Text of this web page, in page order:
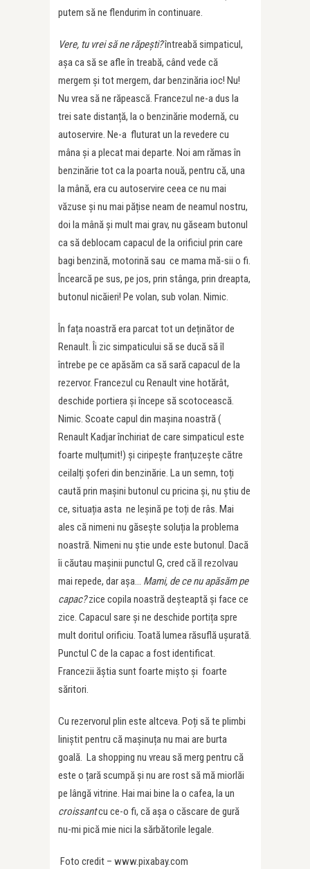
putem să ne flendurim în continuare.
Vere, tu vrei să ne răpești?întreabă simpaticul,
așa ca să se afle în treabă, când vede că
mergem și tot mergem, dar benzinăria ioc! Nu!
Nu vrea să ne răpească. Francezul ne-a dus la
trei sate distanță, la o benzinărie modernă, cu
autoservire. Ne-a fluturat un la revedere cu
mâna și a plecat mai departe. Noi am rămas în
benzinărie tot ca la poarta nouă, pentru că, una
la mână, era cu autoservire ceea ce nu mai
văzuse și nu mai pățise neam de neamul nostru,
doi la mână și mult mai grav, nu găseam butonul
ca să deblocam capacul de la orificiul prin care
bagi benzină, motorină sau ce mama mă-sii o fi.
Încearcă pe sus, pe jos, prin stânga, prin dreapta,
butonul nicăieri! Pe volan, sub volan. Nimic.
În fața noastră era parcat tot un deținător de
Renault. Îi zic simpaticului să se ducă să îl
întrebe pe ce apăsăm ca să sară capacul de la
rezervor. Francezul cu Renault vine hotărât,
deschide portiera și începe să scotocească.
Nimic. Scoate capul din mașina noastră (
Renault Kadjar închiriat de care simpaticul este
foarte mulțumit!) și ciripește franțuzește către
ceilalți șoferi din benzinărie. La un semn, toți
caută prin mașini butonul cu pricina și, nu știu de
ce, situația asta ne leșină pe toți de râs. Mai
ales că nimeni nu găsește soluția la problema
noastră. Nimeni nu știe unde este butonul. Dacă
îi căutau mașinii punctul G, cred că îl rezolvau
mai repede, dar așa… Mami, de ce nu apăsăm pe
capac?zice copila noastră deșteaptă și face ce
zice. Capacul sare și ne deschide portița spre
mult doritul orificiu. Toată lumea răsuflă ușurată.
Punctul C de la capac a fost identificat.
Francezii ăștia sunt foarte mișto și foarte
săritori.
Cu rezervorul plin este altceva. Poți să te plimbi
liniștit pentru că mașinuța nu mai are burta
goală. La shopping nu vreau să merg pentru că
este o țară scumpă și nu are rost să mă miorlăi
pe lângă vitrine. Hai mai bine la o cafea, la un
croissantcu ce-o fi, că așa o căscare de gură
nu-mi pică mie nici la sărbătorile legale.
Foto credit – www.pixabay.com